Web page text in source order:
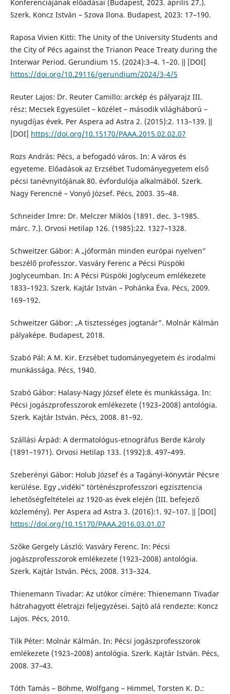
Konferenciájának előadásai (Budapest, 2023. április 27.).
Szerk. Koncz István – Szova Ilona. Budapest, 2023: 17–190.
Raposa Vivien Kitti: The Unity of the University Students and
the City of Pécs against the Trianon Peace Treaty during the
Interwar Period. Gerundium 15. (2024):3–4. 1–20. ǁ [DOI]
https://doi.org/10.29116/gerundium/2024/3-4/5
Reuter Lajos: Dr. Reuter Camillo: arckép és pályarajz III.
rész: Mecsek Egyesület – közélet – második világháború –
nyugdíjas évek. Per Aspera ad Astra 2. (2015):2. 113–139. ǁ
[DOI] https://doi.org/10.15170/PAAA.2015.02.02.07
Rozs András: Pécs, a befogadó város. In: A város és
egyeteme. Előadások az Erzsébet Tudományegyetem első
pécsi tanévnyitójának 80. évfordulója alkalmából. Szerk.
Nagy Ferencné – Vonyó József. Pécs, 2003. 35–48.
Schneider Imre: Dr. Melczer Miklós (1891. dec. 3–1985.
márc. 7.). Orvosi Hetilap 126. (1985):22. 1327–1328.
Schweitzer Gábor: A „jóformán minden európai nyelven”
beszélő professzor. Vasváry Ferenc a Pécsi Püspöki
Joglyceumban. In: A Pécsi Püspöki Joglyceum emlékezete
1833–1923. Szerk. Kajtár István – Pohánka Éva. Pécs, 2009.
169–192.
Schweitzer Gábor: „A tisztességes jogtanár”. Molnár Kálmán
pályaképe. Budapest, 2018.
Szabó Pál: A M. Kir. Erzsébet tudományegyetem és irodalmi
munkássága. Pécs, 1940.
Szabó Gábor: Halasy-Nagy József élete és munkássága. In:
Pécsi jogászprofesszorok emlékezete (1923–2008) antológia.
Szerk. Kajtár István. Pécs, 2008. 81–92.
Szállási Árpád: A dermatológus-etnográfus Berde Károly
(1891–1971). Orvosi Hetilap 133. (1992):8. 497–499.
Szeberényi Gábor: Holub József és a Tagányi-könyvtár Pécsre
kerülése. Egy „vidéki” történészprofesszori egzisztencia
lehetőségfeltételei az 1920-as évek elején (III. befejező
közlemény). Per Aspera ad Astra 3. (2016):1. 92–107. ǁ [DOI]
https://doi.org/10.15170/PAAA.2016.03.01.07
Szőke Gergely László: Vasváry Ferenc. In: Pécsi
jogászprofesszorok emlékezete (1923–2008) antológia.
Szerk. Kajtár István. Pécs, 2008. 313–324.
Thienemann Tivadar: Az utókor címére: Thienemann Tivadar
hátrahagyott életrajzi feljegyzései. Sajtó alá rendezte: Koncz
Lajos. Pécs, 2010.
Tilk Péter: Molnár Kálmán. In: Pécsi jogászprofesszorok
emlékezete (1923–2008) antológia. Szerk. Kajtár István. Pécs,
2008. 37–43.
Tóth Tamás – Böhme, Wolfgang – Himmel, Torsten K. D.: